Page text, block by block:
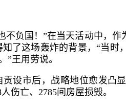
不负国！”在当天活动中，
了这场轰炸的背景，“当
”王用劳说。
贡设市后，战略地位愈发凸
伤亡、2785间房屋损毁。